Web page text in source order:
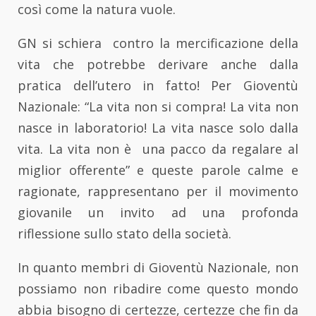
così come la natura vuole.
GN si schiera contro la mercificazione della
vita che potrebbe derivare anche dalla
pratica dell’utero in fatto! Per Gioventù
Nazionale: “La vita non si compra! La vita non
nasce in laboratorio! La vita nasce solo dalla
vita. La vita non è una pacco da regalare al
miglior offerente” e queste parole calme e
ragionate, rappresentano per il movimento
giovanile un invito ad una profonda
riflessione sullo stato della società.
In quanto membri di Gioventù Nazionale, non
possiamo non ribadire come questo mondo
abbia bisogno di certezze, certezze che fin da